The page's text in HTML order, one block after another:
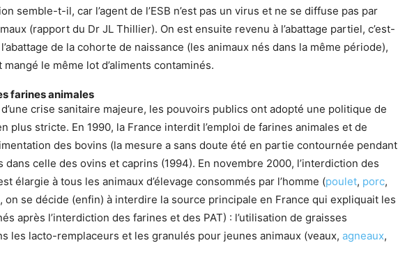
semble-t-il, car l’agent de l’ESB n’est pas un virus et ne se diffuse pas par
(rapport du Dr JL Thillier). On est ensuite revenu à l’abattage partiel, c’est-
de la cohorte de naissance (les animaux nés dans la même période),
le même lot d’aliments contaminés.
farines animales
d’une crise sanitaire majeure, les pouvoirs publics ont adopté une politique de
plus stricte. En 1990, la France interdit l’emploi de farines animales et de
des bovins (la mesure a sans doute été en partie contournée pendant
dans celle des ovins et caprins (1994). En novembre 2000, l’interdiction des
élargie à tous les animaux d’élevage consommés par l’homme (poulet, porc,
on se décide (enfin) à interdire la source principale en France qui expliquait les
après l’interdiction des farines et des PAT) : l’utilisation de graisses
les lacto-remplaceurs et les granulés pour jeunes animaux (veaux, agneaux,